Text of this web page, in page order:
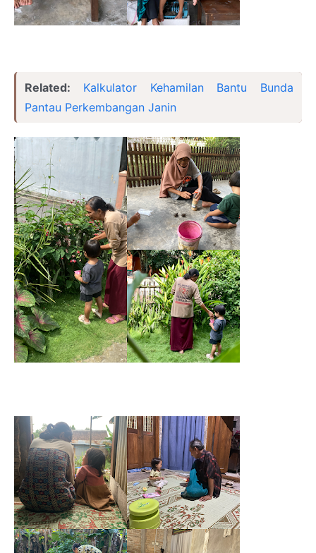
Related: Kalkulator Kehamilan Bantu Bunda
Pantau Perkembangan Janin